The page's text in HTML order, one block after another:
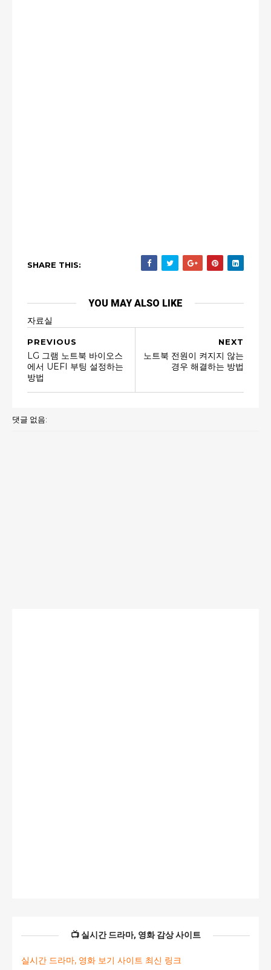
SHARE THIS:
YOU MAY ALSO LIKE
자료실
NEXT
노트북 전원이 켜지지 않는
경우 해결하는 방법
PREVIOUS
LG 그램 노트북 바이오스
에서 UEFI 부팅 설정하는
방법
댓글 없음:
📺 실시간 드라마, 영화 감상 사이트
실시간 드라마, 영화 보기 사이트 최신 링크